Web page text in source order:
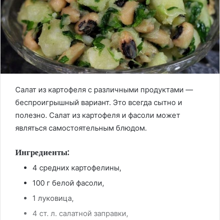
Салат из картофеля с различными продуктами —
беспроигрышный вариант. Это всегда сытно и
полезно. Салат из картофеля и фасоли может
являться самостоятельным блюдом.
Ингредиенты:
4 средних картофелины,
100 г белой фасоли,
1 луковица,
4 ст. л. салатной заправки,